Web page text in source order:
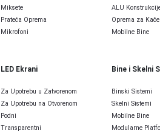
Miksete
Prateća Oprema
Mikrofoni
LED Ekrani
Za Upotrebu u Zatvorenom
Za Upotrebu na Otvorenom
Podni
Transparentni
ALU
Oprema za
Mobilne Bine
Bine i Skelni
Binski Sistemi
Skelni Sistemi
Mobilne Bine
Modularne